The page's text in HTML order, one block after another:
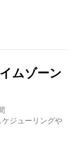
ムゾーン
ジューリングや